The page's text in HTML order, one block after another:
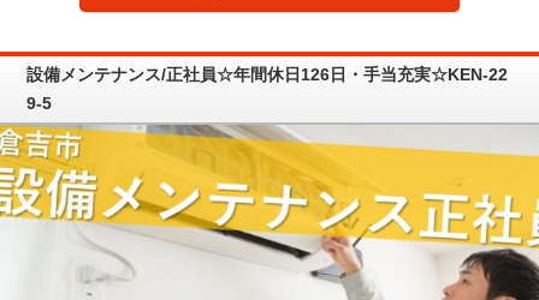
設備メンテナンス/正社員☆年間休日126日・手当充実☆KEN-22
9-5